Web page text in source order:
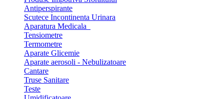
Antiperspirante
Scutece Incontinenta Urinara
Aparatura Medicala
Tensiometre
Termometre
Aparate Glicemie
Aparate aerosoli - Nebulizatoare
Cantare
Truse Sanitare
Teste